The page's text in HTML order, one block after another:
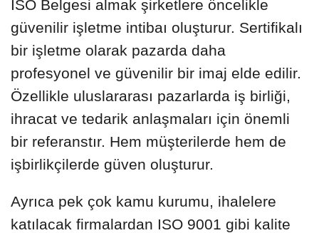
ISO Belgesi almak şirketlere öncelikle
güvenilir işletme intibaı oluşturur. Sertifikalı
bir işletme olarak pazarda daha
profesyonel ve güvenilir bir imaj elde edilir.
Özellikle uluslararası pazarlarda iş birliği,
ihracat ve tedarik anlaşmaları için önemli
bir referanstır. Hem müşterilerde hem de
işbirlikçilerde güven oluşturur.
Ayrıca pek çok kamu kurumu, ihalelere
katılacak firmalardan ISO 9001 gibi kalite